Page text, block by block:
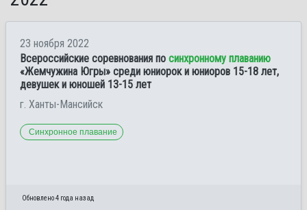
23 ноября 2022
Всероссийские соревнования по синхронному плаванию
«Жемчужина Югры» среди юниорок и юниоров 15-18 лет,
девушек и юношей 13-15 лет
г. Ханты-Мансийск
Синхронное плавание
Обновлено 4 года назад